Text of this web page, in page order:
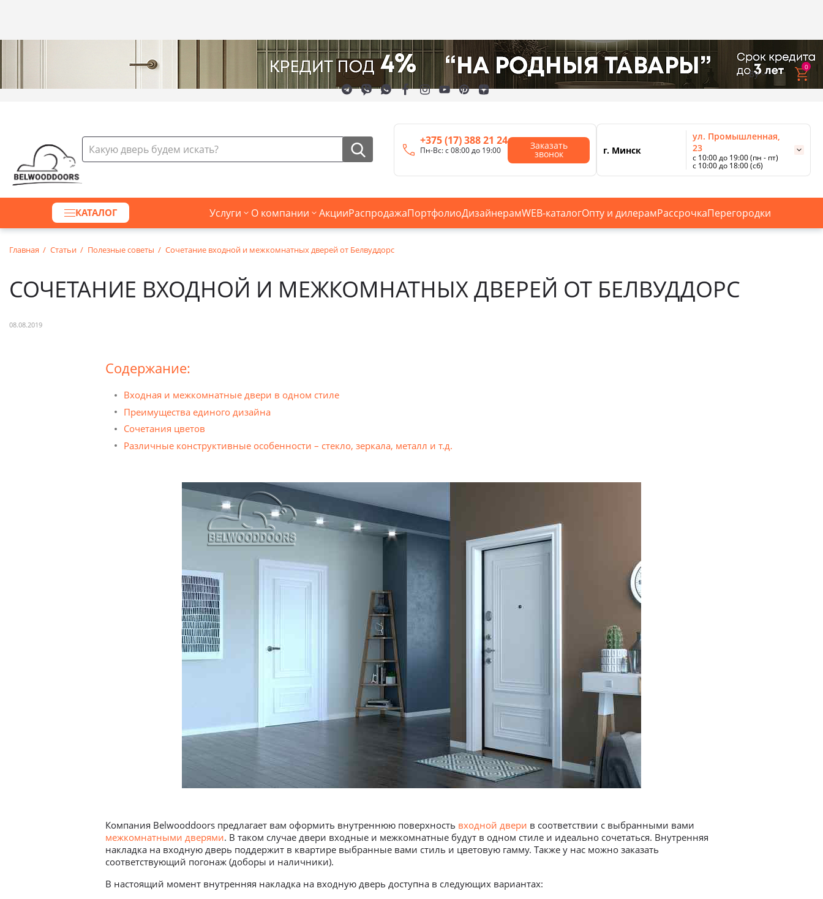
Официальный сайт Belwooddoors в Беларуси bwdby@belwooddoors.by By
0
+375 (17) 388 21 24
Пн-Вс: с 08:00 до 19:00 Заказать
звонок г. Минск
ул. Промышленная,
23
с 10:00 до 19:00 (пн - пт)
с 10:00 до 18:00 (сб)
г. Минск
с 10:00 до 18:00 (вс).
Смотреть все магазины
КАТАЛОГ Услуги О компании АкцииРаспродажаПортфолиоДизайнерамWEB-каталогОпту и дилерамРассрочкаПерегородки
Главная Статьи Полезные советы Сочетание входной и межкомнатных дверей от Белвуддорс
СОЧЕТАНИЕ ВХОДНОЙ И МЕЖКОМНАТНЫХ ДВЕРЕЙ ОТ БЕЛВУДДОРС
08.08.2019
Содержание:
Входная и межкомнатные двери в одном стиле
Преимущества единого дизайна
Сочетания цветов
Различные конструктивные особенности – стекло, зеркала, металл и т.д.
Компания Belwooddoors предлагает вам оформить внутреннюю поверхность входной двери в соответствии с выбранными вами
межкомнатными дверями. В таком случае двери входные и межкомнатные будут в одном стиле и идеально сочетаться. Внутренняя
накладка на входную дверь поддержит в квартире выбранные вами стиль и цветовую гамму. Также у нас можно заказать
соответствующий погонаж (доборы и наличники).
В настоящий момент внутренняя накладка на входную дверь доступна в следующих вариантах: